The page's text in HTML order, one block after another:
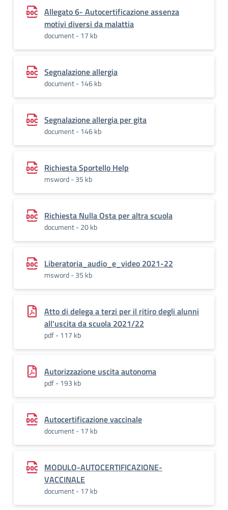
Allegato 6- Autocertificazione assenza
motivi diversi da malattia
document - 17 kb
Segnalazione allergia
document - 146 kb
Segnalazione allergia per gita
document - 146 kb
Richiesta Sportello Help
msword - 35 kb
Richiesta Nulla Osta per altra scuola
document - 20 kb
Liberatoria_audio_e_video 2021-22
msword - 35 kb
Atto di delega a terzi per il ritiro degli alunni
all'uscita da scuola 2021/22
pdf - 117 kb
Autorizzazione uscita autonoma
pdf - 193 kb
Autocertificazione vaccinale
document - 17 kb
MODULO-AUTOCERTIFICAZIONE-
VACCINALE
document - 17 kb